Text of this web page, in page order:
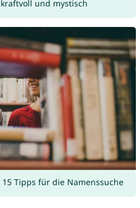
und mystisch
Tipps für die Namenssuche